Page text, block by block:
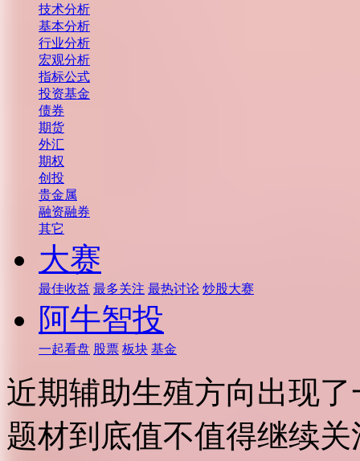
技术分析
基本分析
行业分析
宏观分析
指标公式
投资基金
债券
期货
外汇
期权
创投
贵金属
融资融券
其它
大赛
最佳收益 最多关注 最热讨论 炒股大赛
阿牛智投
一起看盘 股票 板块 基金
近期辅助生殖方向出现
题材到底值不值得继续关